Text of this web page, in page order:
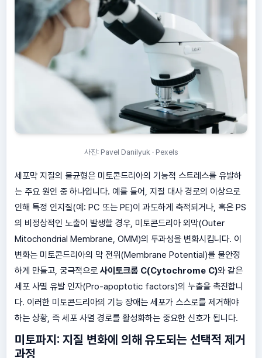
사진: Pavel Danilyuk · Pexels
세포막 지질의 불균형은 미토콘드리아의 기능적 스트레스를 유발하
는 주요 원인 중 하나입니다. 예를 들어, 지질 대사 경로의 이상으로
인해 특정 인지질(예: PC 또는 PE)이 과도하게 축적되거나, 혹은 PS
의 비정상적인 노출이 발생할 경우, 미토콘드리아 외막(Outer
Mitochondrial Membrane, OMM)의 투과성을 변화시킵니다. 이
변화는 미토콘드리아의 막 전위(Membrane Potential)를 불안정
하게 만들고, 궁극적으로 사이토크롬 C(Cytochrome C)와 같은
세포 사멸 유발 인자(Pro-apoptotic factors)의 누출을 촉진합니
다. 이러한 미토콘드리아의 기능 장애는 세포가 스스로를 제거해야
하는 상황, 즉 세포 사멸 경로를 활성화하는 중요한 신호가 됩니다.
미토파지: 지질 변화에 의해 유도되는 선택적 제거
과정